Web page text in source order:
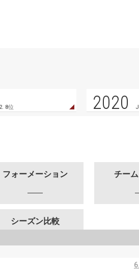
8位 2020
フォーメーション チー
シーズン比較